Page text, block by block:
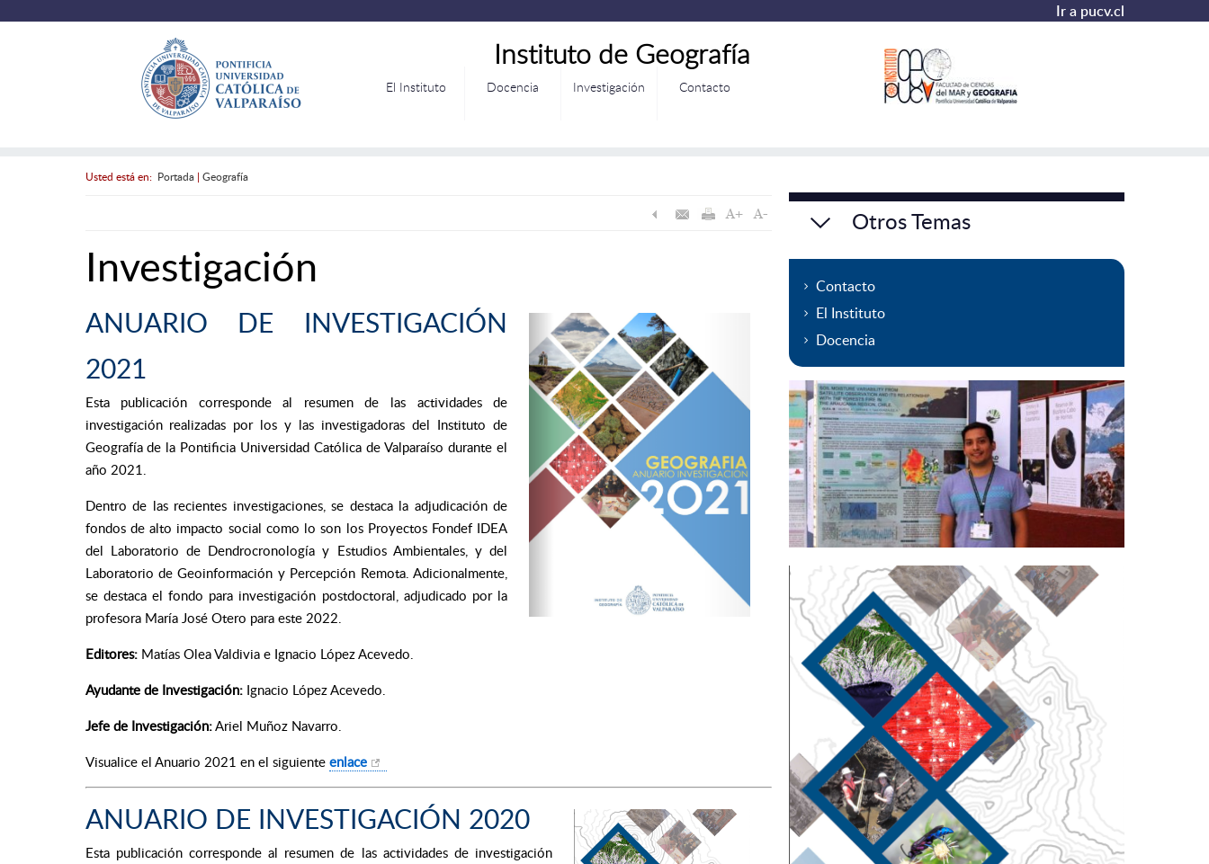
Ir a pucv.cl
Instituto de Geografía
El Instituto Docencia Investigación Contacto
Usted está en: Portada| Geografía
Investigación
ANUARIO DE INVESTIGACIÓN
2021
Esta publicación corresponde al resumen de las actividades de
investigación realizadas por los y las investigadoras del Instituto de
Geografía de la Pontificia Universidad Católica de Valparaíso durante el
año 2021.
Dentro de las recientes investigaciones, se destaca la adjudicación de
fondos de alto impacto social como lo son los Proyectos Fondef IDEA
del Laboratorio de Dendrocronología y Estudios Ambientales,y del
Laboratorio de Geoinformación y Percepción Remota. Adicionalmente,
se destaca el fondo para investigación postdoctoral, adjudicado por la
profesora María José Otero para este 2022.
Editores:Matías Olea Valdivia e Ignacio López Acevedo.
Ayudante de Investigación:Ignacio López Acevedo.
Jefe de Investigación:Ariel Muñoz Navarro.
Visualice el Anuario 2021 en el siguiente enlace
ANUARIO DE INVESTIGACIÓN 2020
Esta publicación corresponde al resumen de las actividades de investigación
Otros Temas
Contacto
El Instituto
Docencia